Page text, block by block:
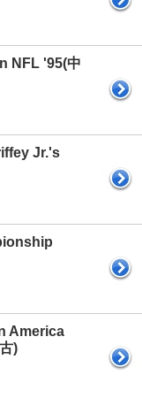
NFL '95(中
Jr.'s
America
)